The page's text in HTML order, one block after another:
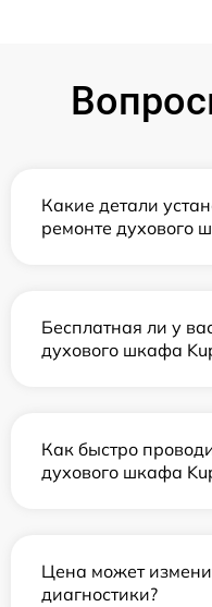
Какие детали
ремонте духового
Бесплатная ли у
духового шкафа
Как быстро
духового шкафа
Цена может
диагностики?